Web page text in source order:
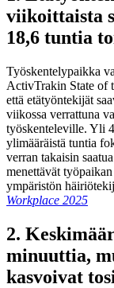
viikoittaista
18,6 tuntia
Työskentelypaikka
ActivTrakin State of
että etätyöntekijät
viikossa verrattuna
työskenteleville. Yli
ylimääräistä tuntia
verran takaisin
menettävät
ympäristön
Workplace 2025
2.
minuuttia,
kasvoivat